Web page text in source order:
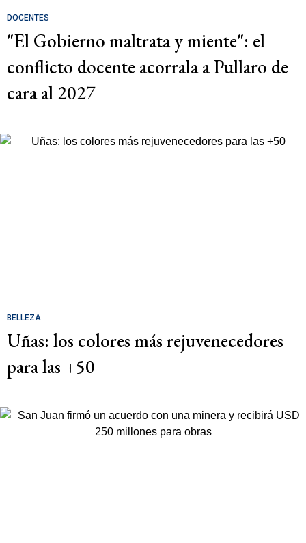
DOCENTES
"El Gobierno maltrata y miente": el
conflicto docente acorrala a Pullaro de
cara al 2027
BELLEZA
Uñas: los colores más rejuvenecedores
para las +50